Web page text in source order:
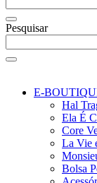
Pesquisar
E-
Hal
Ela É
Core
La Vie
Bolsa